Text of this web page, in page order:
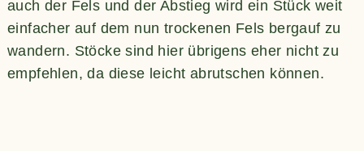
auch der Fels und der Abstieg wird ein Stück weit
einfacher auf dem nun trockenen Fels bergauf zu
wandern. Stöcke sind hier übrigens eher nicht zu
empfehlen, da diese leicht abrutschen können.